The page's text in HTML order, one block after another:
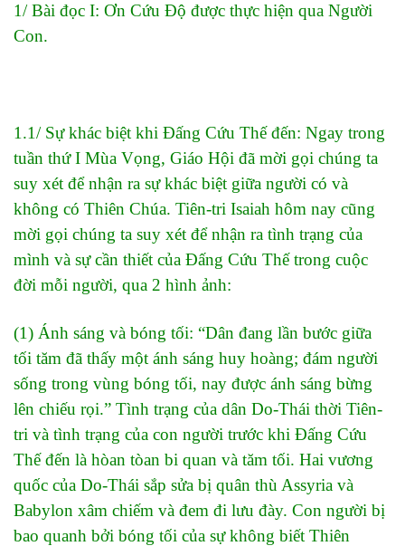
1/ Bài đọc I: Ơn Cứu Độ được thực hiện qua Người
Con.
1.1/ Sự khác biệt khi Đấng Cứu Thế đến: Ngay trong
tuần thứ I Mùa Vọng, Giáo Hội đã mời gọi chúng ta
suy xét để nhận ra sự khác biệt giữa người có và
không có Thiên Chúa. Tiên-tri Isaiah hôm nay cũng
mời gọi chúng ta suy xét để nhận ra tình trạng của
mình và sự cần thiết của Đấng Cứu Thế trong cuộc
đời mỗi người, qua 2 hình ảnh:
(1) Ánh sáng và bóng tối: “Dân đang lần bước giữa
tối tăm đã thấy một ánh sáng huy hoàng; đám người
sống trong vùng bóng tối, nay được ánh sáng bừng
lên chiếu rọi.” Tình trạng của dân Do-Thái thời Tiên-
tri và tình trạng của con người trước khi Đấng Cứu
Thế đến là hòan tòan bi quan và tăm tối. Hai vương
quốc của Do-Thái sắp sửa bị quân thù Assyria và
Babylon xâm chiếm và đem đi lưu đày. Con người bị
bao quanh bởi bóng tối của sự không biết Thiên